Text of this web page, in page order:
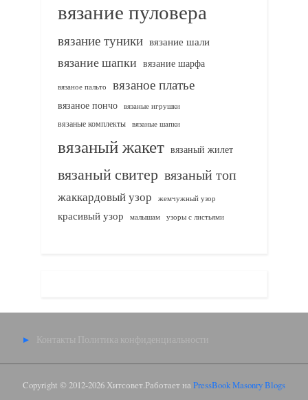
вязание пуловера
вязание туники вязание шали
вязание шапки вязание шарфа
вязаное пальто вязаное платье
вязаное пончо вязаные игрушки
вязаные комплекты
вязаные шапки
вязаный жакет вязаный жилет
вязаный свитер вязаный топ
жаккардовый узор жемчужный узор
красивый узор малышам узоры с листьями
Контакты Политика конфиденциальности
Copyright © 2012-2026 Хитсовет.Работает на PressBook Masonry Blogs